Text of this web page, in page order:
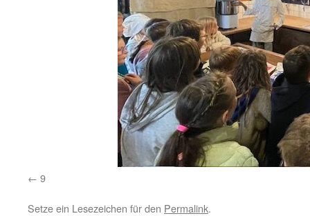
9
Setze ein Lesezeichen für den Permalink.